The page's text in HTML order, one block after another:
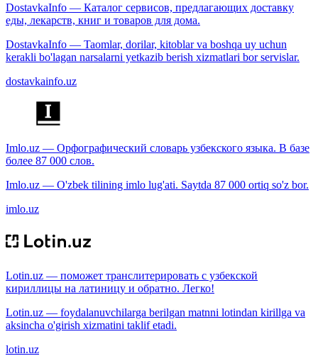
DostavkaInfo — Каталог сервисов, предлагающих доставку
еды, лекарств, книг и товаров для дома.
DostavkaInfo — Taomlar, dorilar, kitoblar va boshqa uy uchun
kerakli bo'lagan narsalarni yetkazib berish xizmatlari bor servislar.
dostavkainfo.uz
Imlo.uz — Орфографический словарь узбекского языка. В базе
более 87 000 слов.
Imlo.uz — O'zbek tilining imlo lug'ati. Saytda 87 000 ortiq so'z bor.
imlo.uz
Lotin.uz — поможет транслитерировать с узбекской
кириллицы на латиницу и обратно. Легко!
Lotin.uz — foydalanuvchilarga berilgan matnni lotindan kirillga va
aksincha o'girish xizmatini taklif etadi.
lotin.uz